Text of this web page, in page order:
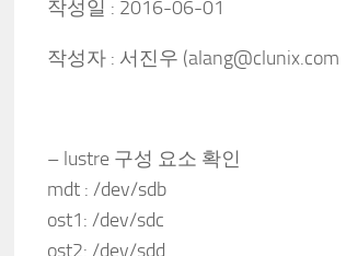
작성일 : 2016-06-01
작성자 : 서진우 (alang@clunix.com
– lustre 구성 요소 확인
mdt : /dev/sdb
ost1: /dev/sdc
ost2: /dev/sdd